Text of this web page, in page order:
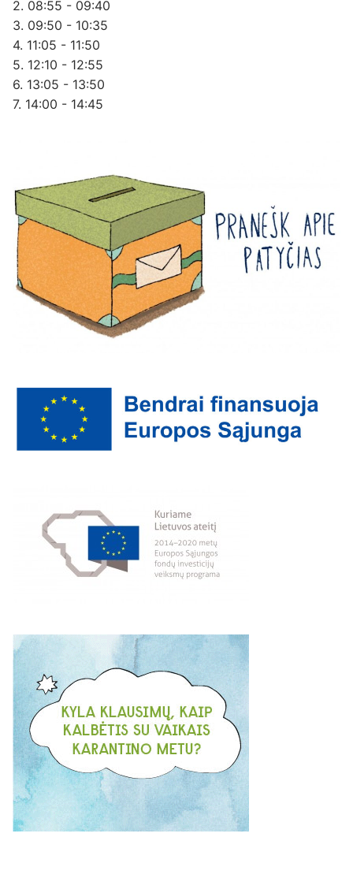
2. 08:55 - 09:40
3. 09:50 - 10:35
4. 11:05 - 11:50
5. 12:10 - 12:55
6. 13:05 - 13:50
7. 14:00 - 14:45